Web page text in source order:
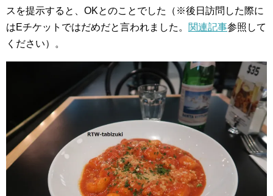
スを提示すると、OKとのことでした（※後日訪問した際に
はEチケットではだめだと言われました。 関連記事参照して
ください）。